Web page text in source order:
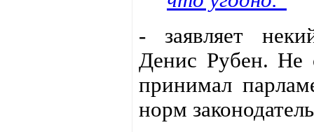
- заявляет
Денис Рубен. Не
принимал
норм